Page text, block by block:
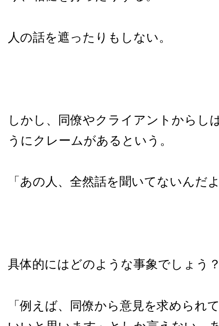
人の話を遮ったりもしない。
しかし、同僚やクライアントからし
うにクレームがあるという。
「あの人、全然話を聞いてないんだ
具体的にはどのような事象でしょう
「例えば、同僚から意見を求められ